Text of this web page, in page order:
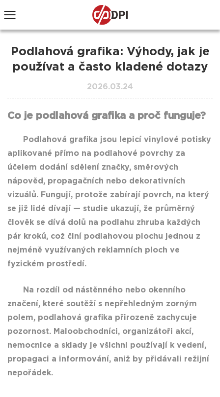
Podlahová grafika: Výhody, jak je
používat a často kladené dotazy
2026.03.24
Co je podlahová grafika a proč funguje?
Podlahová grafika jsou lepicí vinylové potisky
aplikované přímo na podlahové povrchy za
účelem dodání sdělení značky, směrových
nápověd, propagačních nebo dekorativních
vizuálů. Fungují, protože zabírají povrch, na který
se již lidé dívají — studie ukazují, že průměrný
člověk se dívá dolů na podlahu zhruba každých
pár kroků, což činí podlahovou plochu jednou z
nejméně využívaných reklamních ploch ve
fyzickém prostředí.
Na rozdíl od nástěnného nebo okenního
značení, které soutěží s nepřehledným zorným
polem, podlahová grafika přirozeně zachycuje
pozornost. Maloobchodníci, organizátoři akcí,
nemocnice a sklady je všichni používají k vedení,
propagaci a informování, aniž by přidávali režijní
nepořádek.